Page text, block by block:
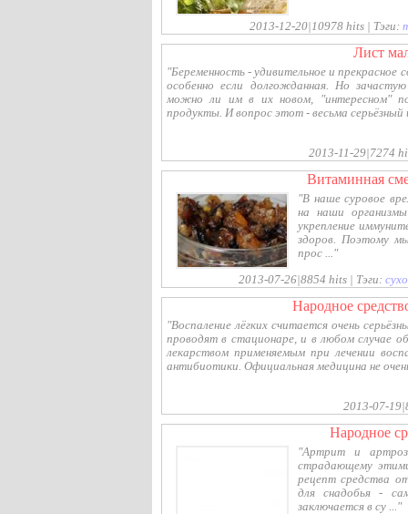
2013-12-20|10978 hits | Тэги:
Лист
"Беременность - удивительное и прекрасное
особенно если долгожданная. Но
можно ли им в их новом, "интересном"
продукты. И вопрос этот - весьма серьёзный
2013-11-29|7274
витаминная
"В наше суровое
на наши
укрепление
здоров. Поэтому
прос ..."
2013-07-26|8854 hits | Тэги:
Народное
"Воспаление лёгких считается очень
проводят в стационаре, и в любом случае
лекарством применяемым при лечении
антибиотики. Официальная медицина не
2013-07-
народное
"Артрит и артроз
страдающему
рецепт средства
для снадобья -
заключается в су ..."